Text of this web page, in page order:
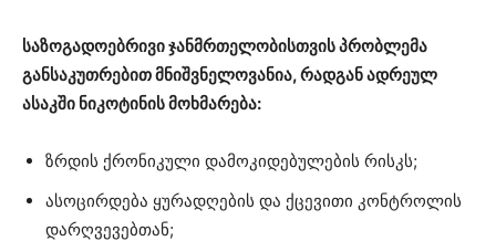
საზოგადოებრივი ჯანმრთელობისთვის პრობლემა
განსაკუთრებით მნიშვნელოვანია, რადგან ადრეულ
ასაკში ნიკოტინის მოხმარება:
ზრდის ქრონიკული დამოკიდებულების რისკს;
ასოცირდება ყურადღების და ქცევითი კონტროლის
დარღვევებთან;